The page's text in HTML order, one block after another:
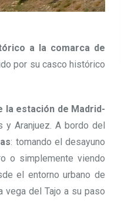
a la comarca de
por su casco histórico
la estación de Madrid-
y Aranjuez. A bordo del
: tomando el desayuno
o simplemente viendo
el entorno urbano de
vega del Tajo a su paso